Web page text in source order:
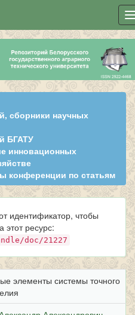
сборники научных
БГАТУ
инновационных
конференции по статьям
идентификатор, чтобы
этот ресурс:
doc/21227
элементы системы точного